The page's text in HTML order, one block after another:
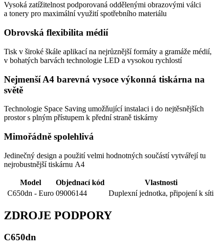
Vysoká zatížitelnost podporovaná oddělenými obrazovými válci
a tonery pro maximální využití spotřebního materiálu
Obrovská flexibilita médií
Tisk v široké škále aplikací na nejrůznější formáty a gramáže médií,
v bohatých barvách technologie LED a vysokou rychlostí
Nejmenší A4 barevná vysoce výkonná tiskárna na
světě
Technologie Space Saving umožňující instalaci i do nejtěsnějších
prostor s plným přístupem k přední straně tiskárny
Mimořádně spolehlivá
Jedinečný design a použití velmi hodnotných součástí vytvářejí tu
nejrobustnější tiskárnu A4
Model Objednací kód
Vlastnosti
C650dn - Euro 09006144 Duplexní jednotka, připojení k síti
ZDROJE PODPORY
C650dn